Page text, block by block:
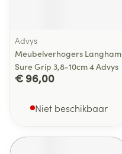
Advys
Meubelverhogers Langham
Sure Grip 3,8-10cm 4 Advys
€ 96,00
Niet beschikbaar